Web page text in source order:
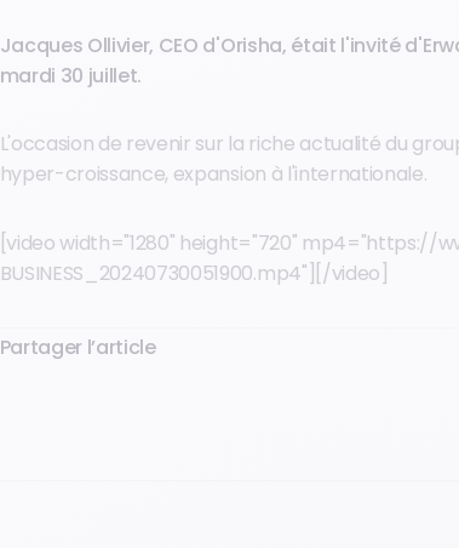
Jacques Ollivier, CEO d'Orisha, était l'invité
mardi 30 juillet.
L'occasion de revenir sur la riche actualité du
hyper-croissance, expansion à l'internationale.
[video width="1280" height="720"
BUSINESS_20240730051900.mp4"][/video]
Partager l’article